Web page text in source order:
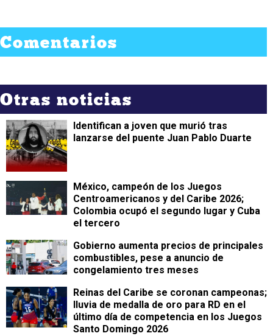
Comentarios
Otras noticias
Identifican a joven que murió tras
lanzarse del puente Juan Pablo Duarte
México, campeón de los Juegos
Centroamericanos y del Caribe 2026;
Colombia ocupó el segundo lugar y Cuba
el tercero
Gobierno aumenta precios de principales
combustibles, pese a anuncio de
congelamiento tres meses
Reinas del Caribe se coronan campeonas;
lluvia de medalla de oro para RD en el
último día de competencia en los Juegos
Santo Domingo 2026